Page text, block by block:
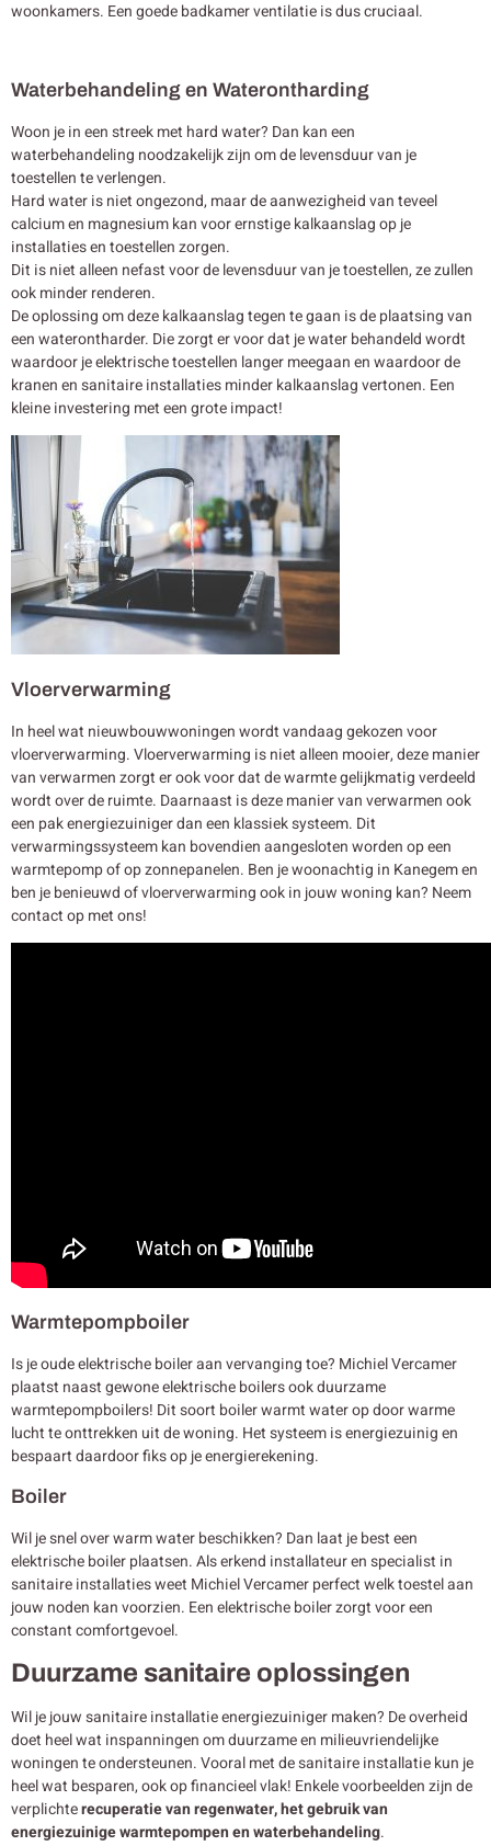
woonkamers. Een goede badkamer ventilatie is dus cruciaal.
Waterbehandeling en Waterontharding
Woon je in een streek met hard water? Dan kan een
waterbehandeling noodzakelijk zijn om de levensduur van je
toestellen te verlengen.
Hard water is niet ongezond, maar de aanwezigheid van teveel
calcium en magnesium kan voor ernstige kalkaanslag op je
installaties en toestellen zorgen.
Dit is niet alleen nefast voor de levensduur van je toestellen, ze zullen
ook minder renderen.
De oplossing om deze kalkaanslag tegen te gaan is de plaatsing van
een waterontharder. Die zorgt er voor dat je water behandeld wordt
waardoor je elektrische toestellen langer meegaan en waardoor de
kranen en sanitaire installaties minder kalkaanslag vertonen. Een
kleine investering met een grote impact!
Vloerverwarming
In heel wat nieuwbouwwoningen wordt vandaag gekozen voor
vloerverwarming. Vloerverwarming is niet alleen mooier, deze manier
van verwarmen zorgt er ook voor dat de warmte gelijkmatig verdeeld
wordt over de ruimte. Daarnaast is deze manier van verwarmen ook
een pak energiezuiniger dan een klassiek systeem. Dit
verwarmingssysteem kan bovendien aangesloten worden op een
warmtepomp of op zonnepanelen. Ben je woonachtig in Kanegem en
ben je benieuwd of vloerverwarming ook in jouw woning kan? Neem
contact op met ons!
Warmtepompboiler
Is je oude elektrische boiler aan vervanging toe? Michiel Vercamer
plaatst naast gewone elektrische boilers ook duurzame
warmtepompboilers! Dit soort boiler warmt water op door warme
lucht te onttrekken uit de woning. Het systeem is energiezuinig en
bespaart daardoor fiks op je energierekening.
Boiler
Wil je snel over warm water beschikken? Dan laat je best een
elektrische boiler plaatsen. Als erkend installateur en specialist in
sanitaire installaties weet Michiel Vercamer perfect welk toestel aan
jouw noden kan voorzien. Een elektrische boiler zorgt voor een
constant comfortgevoel.
Duurzame sanitaire oplossingen
Wil je jouw sanitaire installatie energiezuiniger maken? De overheid
doet heel wat inspanningen om duurzame en milieuvriendelijke
woningen te ondersteunen. Vooral met de sanitaire installatie kun je
heel wat besparen, ook op financieel vlak! Enkele voorbeelden zijn de
verplichterecuperatie van regenwater, het gebruik van
energiezuinige warmtepompen en waterbehandeling.